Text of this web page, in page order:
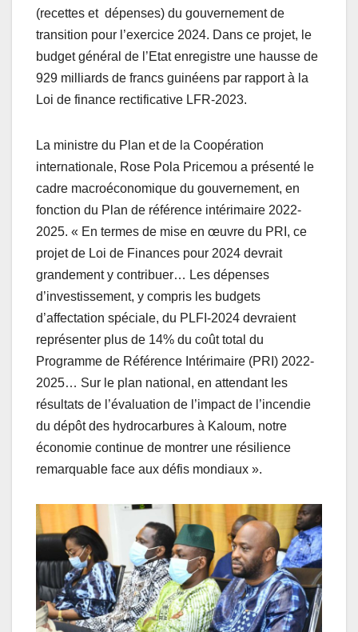
(recettes et dépenses) du gouvernement de
transition pour l’exercice 2024. Dans ce projet, le
budget général de l’Etat enregistre une hausse de
929 milliards de francs guinéens par rapport à la
Loi de finance rectificative LFR-2023.
La ministre du Plan et de la Coopération
internationale, Rose Pola Pricemou a présenté le
cadre macroéconomique du gouvernement, en
fonction du Plan de référence intérimaire 2022-
2025. « En termes de mise en œuvre du PRI, ce
projet de Loi de Finances pour 2024 devrait
grandement y contribuer… Les dépenses
d’investissement, y compris les budgets
d’affectation spéciale, du PLFI-2024 devraient
représenter plus de 14% du coût total du
Programme de Référence Intérimaire (PRI) 2022-
2025… Sur le plan national, en attendant les
résultats de l’évaluation de l’impact de l’incendie
du dépôt des hydrocarbures à Kaloum, notre
économie continue de montrer une résilience
remarquable face aux défis mondiaux ».